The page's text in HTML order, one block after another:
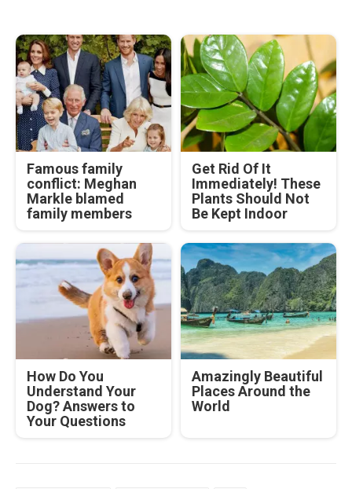
Famous family
conflict: Meghan
Markle blamed
family members
Get Rid Of It
Immediately! These
Plants Should Not
Be Kept Indoor
How Do You
Understand Your
Dog? Answers to
Your Questions
Amazingly Beautiful
Places Around the
World